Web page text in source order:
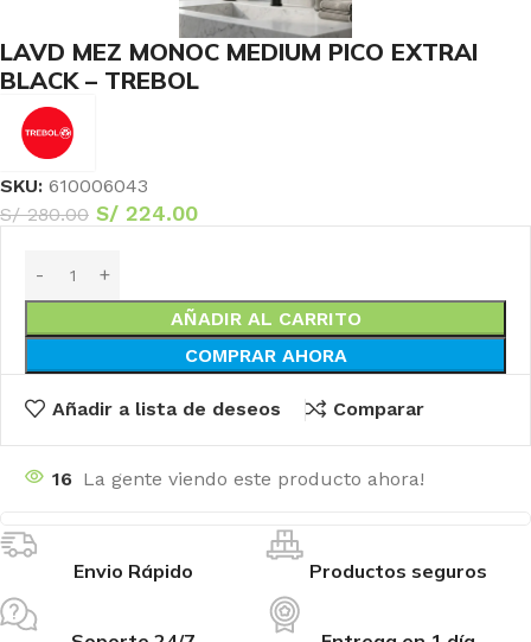
LAVD MEZ MONOC MEDIUM PICO EXTRAI
BLACK – TREBOL
SKU: 610006043
S/280.00 S/ 224.00
AÑADIR AL CARRITO
COMPRAR AHORA
Añadir a lista de deseos Comparar
16 La gente viendo este producto ahora!
Envio Rápido Productos seguros